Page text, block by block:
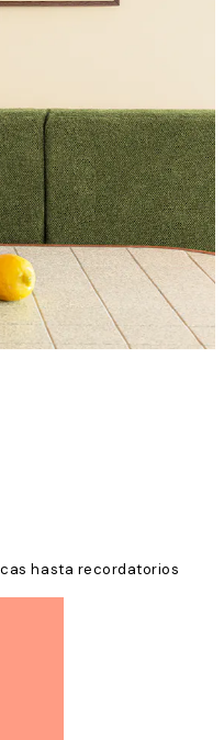
hasta recordatorios